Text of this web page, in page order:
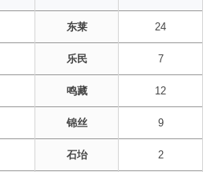
东莱 24
乐民 7
鸣藏 12
锦丝 9
石坮 2